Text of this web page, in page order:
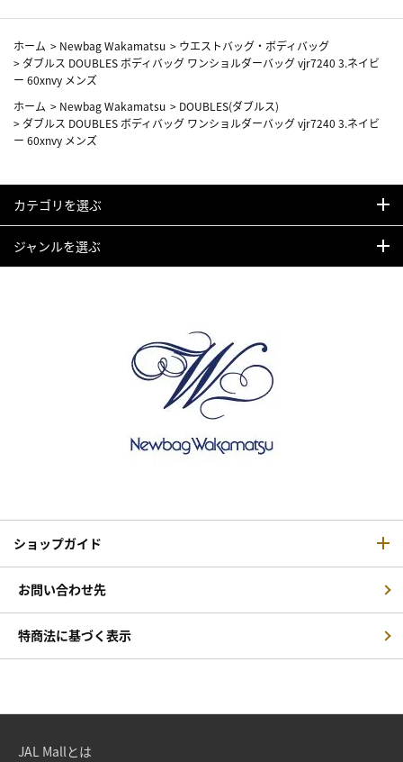
ホーム > Newbag Wakamatsu > ウエストバッグ・ボディバッグ
> ダブルス DOUBLES ボディバッグ ワンショルダーバッグ vjr7240 3.ネイビ
ー 60xnvy メンズ
ホーム > Newbag Wakamatsu > DOUBLES(ダブルス)
> ダブルス DOUBLES ボディバッグ ワンショルダーバッグ vjr7240 3.ネイビ
ー 60xnvy メンズ
カテゴリを選ぶ
ジャンルを選ぶ
ショップガイド
お問い合わせ先
特商法に基づく表示
JAL Mallとは